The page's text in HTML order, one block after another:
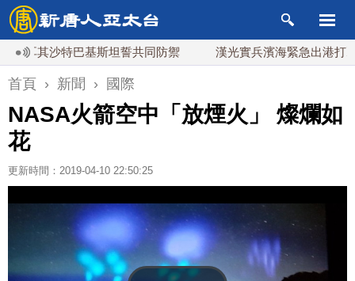
沙特巴基斯坦誓共同防禦 漢光實兵濱海緊急出港打擊 賴
首頁 › 新聞 › 國際
NASA火箭空中「放煙火」 燦爛如
花
更新時間：2019-04-10 22:50:25